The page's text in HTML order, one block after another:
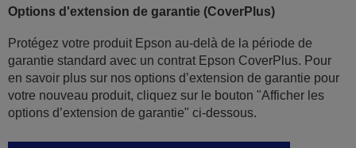
Options d'extension de garantie (CoverPlus)
Protégez votre produit Epson au-delà de la période de
garantie standard avec un contrat Epson CoverPlus. Pour
en savoir plus sur nos options d’extension de garantie pour
votre nouveau produit, cliquez sur le bouton "Afficher les
options d’extension de garantie" ci-dessous.